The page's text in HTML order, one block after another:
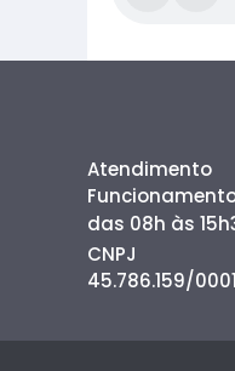
Atendimento
das 08h às
CNPJ
45.786.159/